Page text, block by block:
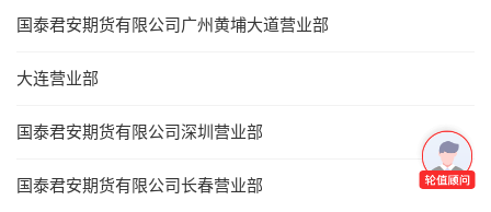
国泰君安期货有限公司广州黄埔大道营业部
大连营业部
国泰君安期货有限公司深圳营业部
国泰君安期货有限公司长春营业部